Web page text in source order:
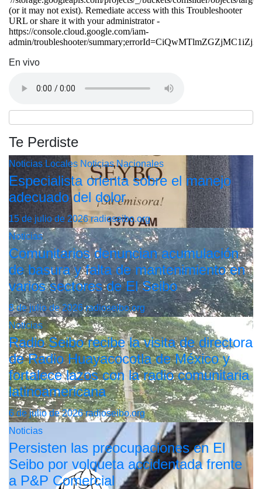
En vivo
Te Perdiste
Noticias Locales Noticias Nacionales
Especialista orienta sobre el manejo
adecuado del dolor
15 de julio de 2026radioseibo.org
Noticias
Comunitarios denuncian acumulación
de basura y falta de mantenimiento en
varios sectores de El Seibo
8 de julio de 2026radioseibo.org
Noticias
Radio Seibo recibe la visita de directora
de Radio Huayacocotla de México y
fortalece lazos con la radio comunitaria
latinoamericana
6 de julio de 2026radioseibo.org
Noticias
Persisten las preocupaciones en El
Seibo por volqueta accidentada frente
a P&P Comercial